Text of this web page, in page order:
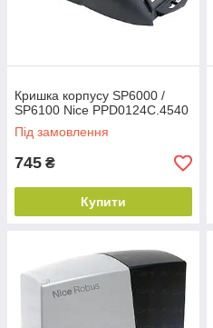
Кришка корпусу SP6000 /
SP6100 Nice PPD0124C.4540
Під замовлення
745 ₴
Купити